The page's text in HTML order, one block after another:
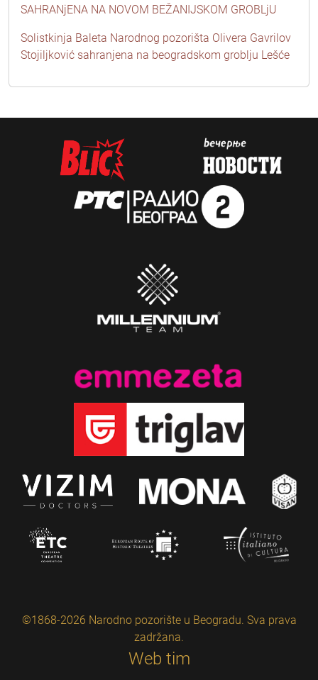
SAHRANjENA NA NOVOM BEŽANIJSKOM GROBLjU
Solistkinja Baleta Narodnog pozorišta Olivera Gavrilov
Stojiljković sahranjena na beogradskom groblju Lešće
©1868-2026 Narodno pozorište u Beogradu. Sva prava
zadržana.
Web tim